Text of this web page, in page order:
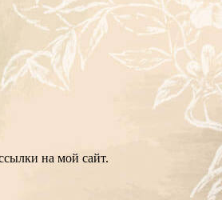
на мой сайт.